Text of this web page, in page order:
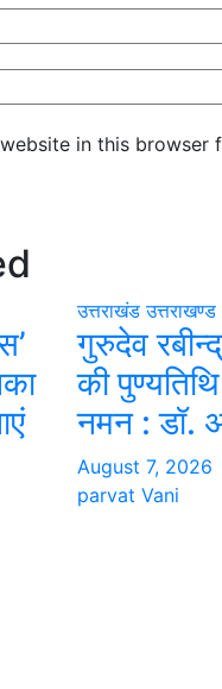
in this
उत्तराखंड उत्तराखण्ड
गुरुदेव
की
नमन : डॉ.
August 7, 2026
parvat Vani